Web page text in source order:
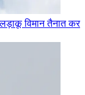
विमान तैनात कर